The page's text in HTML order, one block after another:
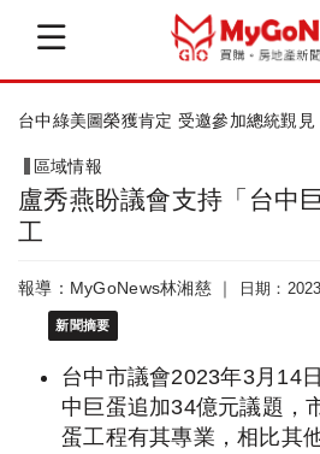
板樹社宅、醫動養園區 都計變更啟動
區域情報
盧秀燕盼議會支持「台中
工
報導：MyGoNews林湘慈 ｜ 日期：
新聞摘要
台中市議會2023年3月14
中巨蛋追加34億元議題，
蛋工程有其專業，相比其